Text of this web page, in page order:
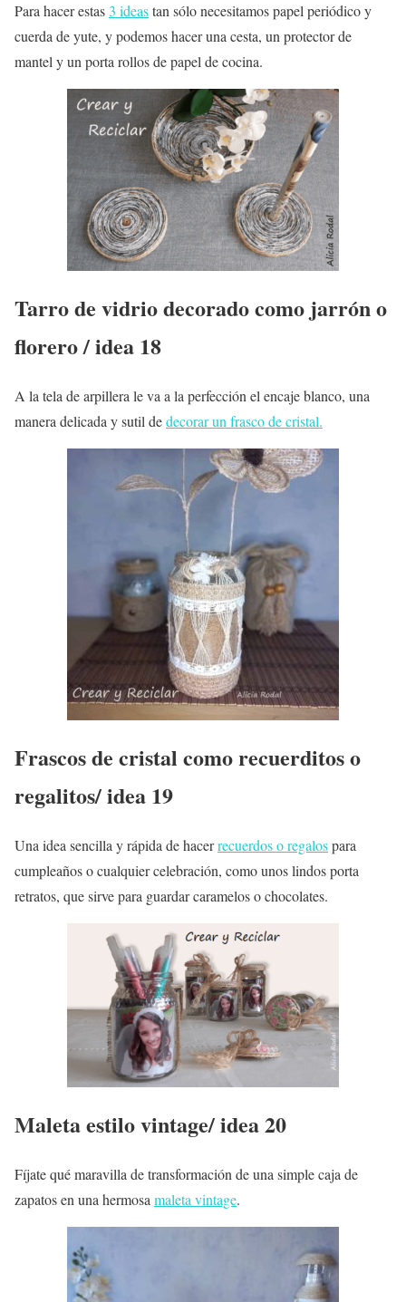
Para hacer estas 3 ideastan sólo necesitamos papel periódico y
cuerda de yute, y podemos hacer una cesta, un protector de
mantel y un porta rollos de papel de cocina.
Tarro de vidrio decorado como jarrón o
florero / idea 18
A la tela de arpillera le va a la perfección el encaje blanco, una
manera delicada y sutil dedecorar un frasco de cristal.
Frascos de cristal como recuerditos o
regalitos/ idea 19
Una idea sencilla y rápida de hacerrecuerdos o regalospara
cumpleaños o cualquier celebración, como unos lindos porta
retratos, que sirve para guardar caramelos o chocolates.
Maleta estilo vintage/ idea 20
Fíjate qué maravilla de transformación de una simple caja de
zapatos en una hermosa maleta vintage.